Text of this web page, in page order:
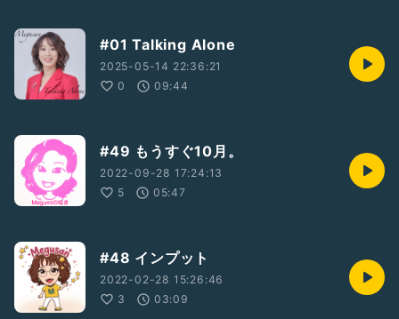
#01 Talking Alone
2025-05-14 22:36:21
0
09:44
#49 もうすぐ10月。
2022-09-28 17:24:13
5
05:47
#48 インプット
2022-02-28 15:26:46
3
03:09